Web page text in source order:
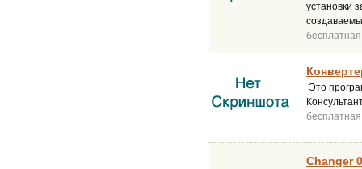
установки
бесплатная
Это
бесплатная
Changer